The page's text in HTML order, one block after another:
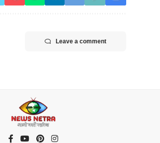
Leave a comment